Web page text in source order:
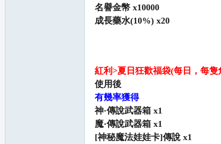
名譽金幣 x10000
成長藥水(10%) x20
紅利>夏日狂歡福袋(每日，每
使用後
有幾率獲得
神·傳說武器箱 x1
魔·傳說武器箱 x1
[神秘魔法娃娃卡]傳說 x1